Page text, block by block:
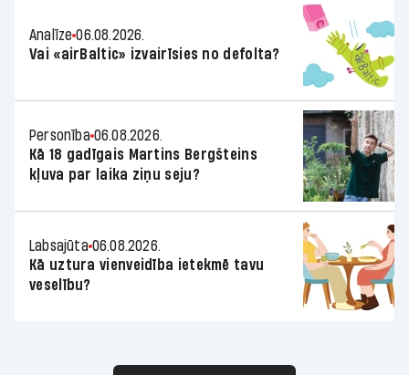
Analīze 06.08.2026.
Vai «airBaltic» izvairīsies no defolta?
Personība 06.08.2026.
Kā 18 gadīgais Martins Bergšteins
kļuva par laika ziņu seju?
Labsajūta 06.08.2026.
Kā uztura vienveidība ietekmē tavu
veselību?